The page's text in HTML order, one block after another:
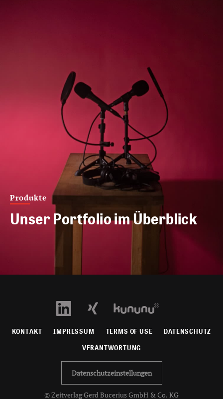
Produkte
Unser Portfolio im Überblick
KONTAKT IMPRESSUM TERMS OF USE DATENSCHUTZ
VERANTWORTUNG
Datenschutzeinstellungen
© Zeitverlag Gerd Bucerius GmbH & Co. KG